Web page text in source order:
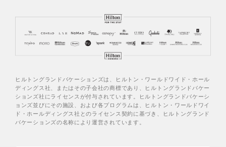
ヒルトングランドバケーションズは、ヒルトン・ワールドワイド・ホール
ディングス社、またはその子会社の商標であり、ヒルトングランドバケー
ションズ社にライセンスが付与されています。ヒルトングランドバケーシ
ョンズ並びにその施設、および各プログラムは、ヒルトン・ワールドワイ
ド・ホールディングス社とのライセンス契約に基づき、ヒルトングランド
バケーションズの名称により運営されています。